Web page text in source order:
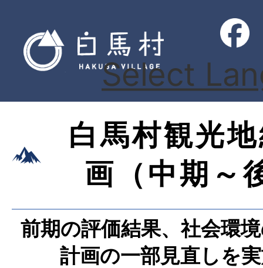
Select
白馬村観光
画（中期～
前期の評価結果、社会環
計画の一部見直しを